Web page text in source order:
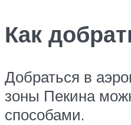
Как
Добраться в
зоны Пекина
способами.